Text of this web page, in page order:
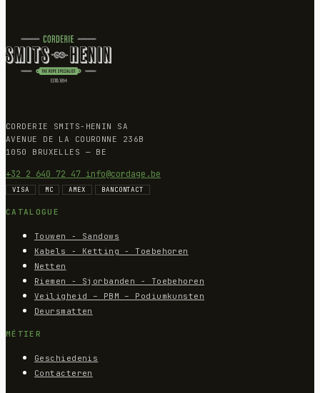
CORDERIE SMITS-HENIN SA
AVENUE DE LA COURONNE 236B
1050 BRUXELLES — BE
+32 2 640 72 47 info@cordage.be
VISA MC AMEX BANCONTACT
CATALOGUE
Touwen - Sandows
Kabels - Ketting - Toebehoren
Netten
Riemen - Sjorbanden - Toebehoren
Veiligheid – PBM – Podiumkunsten
Deursmatten
MÉTIER
Geschiedenis
Contacteren